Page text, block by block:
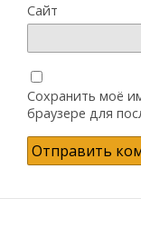
Сайт
Сохранить моё
браузере для